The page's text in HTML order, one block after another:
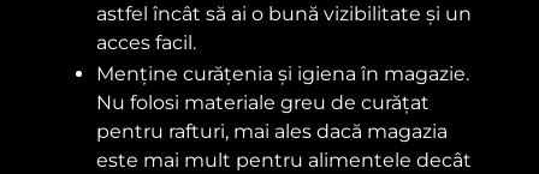
astfel încât să ai o bună vizibilitate și un
acces facil.
Menține curățenia și igiena în magazie.
Nu folosi materiale greu de curățat
pentru rafturi, mai ales dacă magazia
este mai mult pentru alimentele decât